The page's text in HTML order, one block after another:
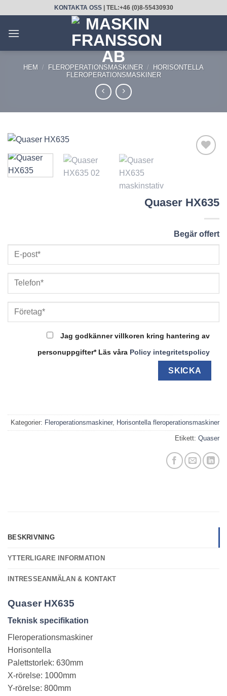
content
KONTAKTA OSS| TEL:+46 (0)8-55430930
HEM / FLEROPERATIONSMASKINER /
HORISONTELLA
FLEROPERATIONSMASKINER
PRODUKT!
Quaser HX635
Begär offert
Jag godkänner villkoren kring hantering av
personuppgifter* Läs våra Policy integritetspolicy
Kategorier: Fleroperationsmaskiner, Horisontella fleroperationsmaskiner
Etikett: Quaser
BESKRIVNING
YTTERLIGARE INFORMATION
INTRESSEANMÄLAN & KONTAKT
Quaser HX635
Teknisk specifikation
Fleroperationsmaskiner
Horisontella
Palettstorlek: 630mm
X-rörelse: 1000mm
Y-rörelse: 800mm